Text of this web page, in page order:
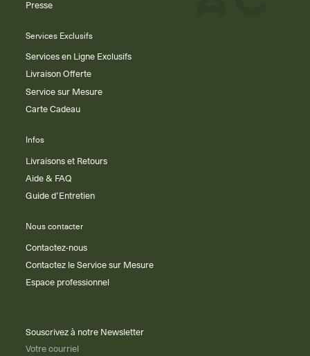
Presse
Services Exclusifs
Services en Ligne Exclusifs
Livraison Offerte
Service sur Mesure
Carte Cadeau
Infos
Livraisons et Retours
Aide & FAQ
Guide d’Entretien
Nous contacter
Contactez-nous
Contactez le Service sur Mesure
Espace professionnel
Souscrivez à notre Newsletter
Votre courriel